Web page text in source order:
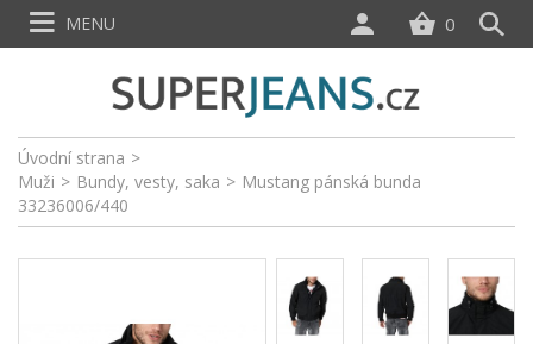
Úvodní strana >
Muži > Bundy, vesty, saka > Mustang pánská bunda
33236006/440
0
MENU